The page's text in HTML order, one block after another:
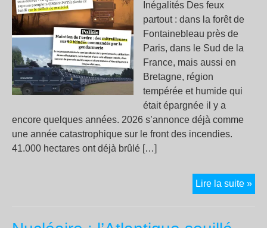
Inégalités Des feux
partout : dans la forêt de
Fontainebleau près de
Paris, dans le Sud de la
France, mais aussi en
Bretagne, région
tempérée et humide qui
était épargnée il y a
encore quelques années. 2026 s’annonce déjà comme
une année catastrophique sur le front des incendies.
41.000 hectares ont déjà brûlé […]
Lire la suite »Les